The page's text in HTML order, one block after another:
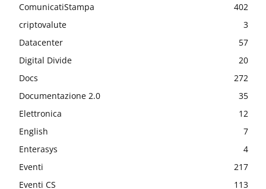
ComunicatiStampa
402
criptovalute
3
Datacenter
57
Digital Divide
20
Docs
272
Documentazione 2.0
35
Elettronica
12
English
7
Enterasys
4
Eventi
217
Eventi CS
113